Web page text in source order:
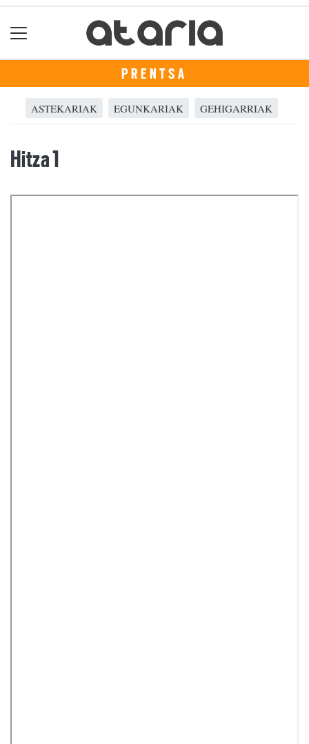
PRENTSA
ASTEKARIAK EGUNKARIAK GEHIGARRIAK
Hitza 1